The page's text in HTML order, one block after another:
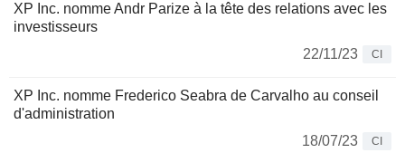
XP Inc. nomme Andr Parize à la tête des relations avec les
investisseurs
22/11/23
CI
XP Inc. nomme Frederico Seabra de Carvalho au conseil
d'administration
18/07/23
CI